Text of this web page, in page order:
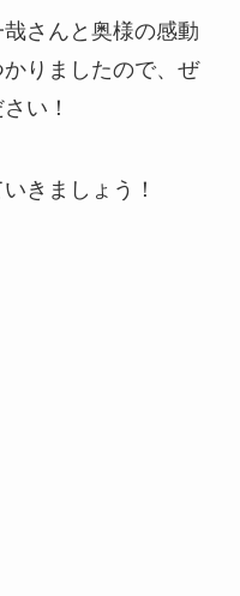
さんと奥様の感動
りましたので、ぜ
い！
きましょう！